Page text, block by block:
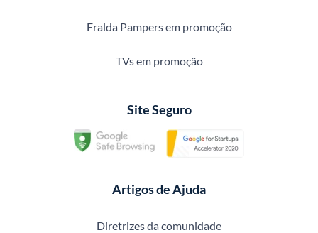
Fralda Pampers em promoção
TVs em promoção
Site Seguro
Artigos de Ajuda
Diretrizes da comunidade